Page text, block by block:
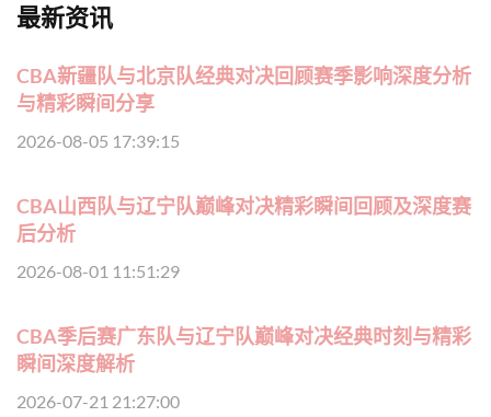
最新资讯
CBA新疆队与北京队经典对决回顾赛季影响深度分析
与精彩瞬间分享
2026-08-05 17:39:15
CBA山西队与辽宁队巅峰对决精彩瞬间回顾及深度赛
后分析
2026-08-01 11:51:29
CBA季后赛广东队与辽宁队巅峰对决经典时刻与精彩
瞬间深度解析
2026-07-21 21:27:00